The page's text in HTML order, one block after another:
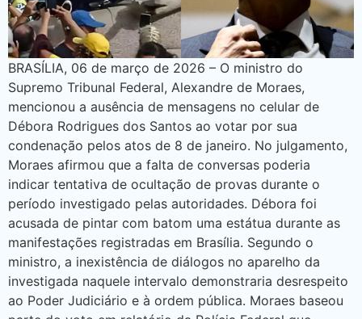
BRASÍLIA, 06 de março de 2026 – O ministro do
Supremo Tribunal Federal, Alexandre de Moraes,
mencionou a ausência de mensagens no celular de
Débora Rodrigues dos Santos ao votar por sua
condenação pelos atos de 8 de janeiro. No julgamento,
Moraes afirmou que a falta de conversas poderia
indicar tentativa de ocultação de provas durante o
período investigado pelas autoridades. Débora foi
acusada de pintar com batom uma estátua durante as
manifestações registradas em Brasília. Segundo o
ministro, a inexistência de diálogos no aparelho da
investigada naquele intervalo demonstraria desrespeito
ao Poder Judiciário e à ordem pública. Moraes baseou